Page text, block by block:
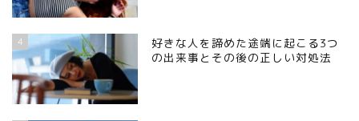
4
好きな人を諦めた途端に起こる3つ
の出来事とその後の正しい対処法